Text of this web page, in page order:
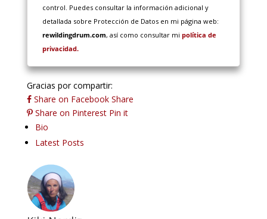
control. Puedes consultar la información adicional y
detallada sobre Protección de Datos en mi página web:
rewildingdrum.com, así como consultar mi política de
privacidad.
Gracias por compartir:
Share on Facebook Share
Share on Pinterest Pin it
The
following
tabs
change
content
below.
Bio
Latest Posts